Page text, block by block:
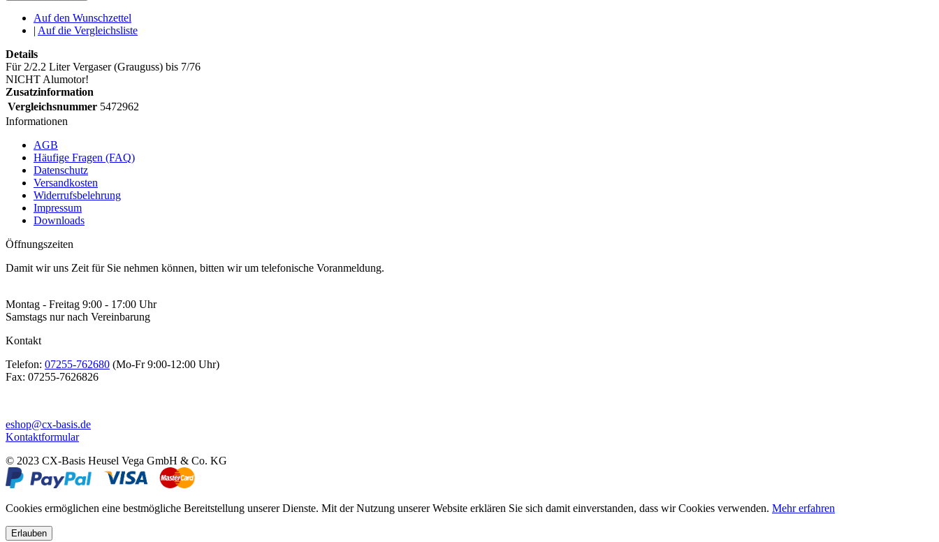
Auf den Wunschzettel
| Auf die Vergleichsliste
Details
Für 2/2.2 Liter Vergaser (Grauguss) bis 7/76
NICHT Alumotor!
Zusatzinformation
Vergleichsnummer 5472962
Informationen
AGB
Häufige Fragen (FAQ)
Datenschutz
Versandkosten
Widerrufsbelehrung
Impressum
Downloads
Öffnungszeiten
Damit wir uns Zeit für Sie nehmen können, bitten wir um telefonische Voranmeldung.
Montag - Freitag 9:00 - 17:00 Uhr
Samstags nur nach Vereinbarung
Kontakt
Telefon: 07255-762680 (Mo-Fr 9:00-12:00 Uhr)
Fax: 07255-7626826
eshop@cx-basis.de
Kontaktformular
© 2023 CX-Basis Heusel Vega GmbH & Co. KG
Cookies ermöglichen eine bestmögliche Bereitstellung unserer Dienste. Mit der Nutzung unserer Website erklären Sie sich damit einverstanden, dass wir Cookies verwenden. Mehr erfahren
Erlauben